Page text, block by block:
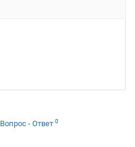
Вопрос - Ответ 0